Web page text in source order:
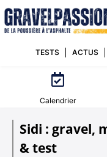
TESTS ACTUS
Calendrier
Sidi : gravel,
& test